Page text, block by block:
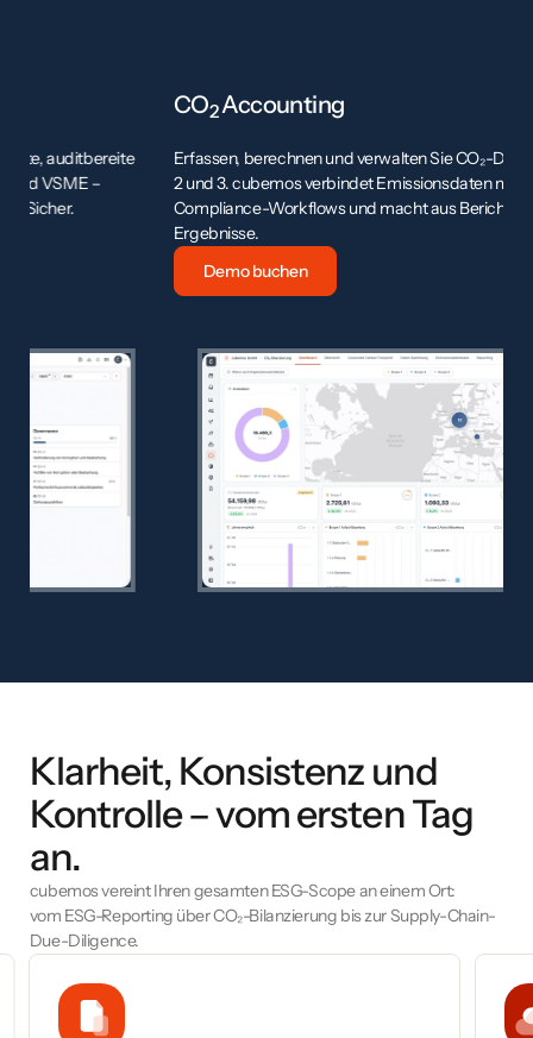
Accounting
Erfassen, berechnen und verwalten Sie CO₂-Daten über Scope 1,
2 und 3. cubemos verbindet Emissionsdaten mit Reporting- und
Compliance-Workflows und macht aus Berichtspflichten echte
Klarheit, Konsistenz und
Kontrolle – vom ersten Tag
an.
cubemos vereint Ihren gesamten ESG-Scope an einem Ort:
vom ESG-Reporting über CO₂-Bilanzierung bis zur Supply-Chain-
Due-Diligence.